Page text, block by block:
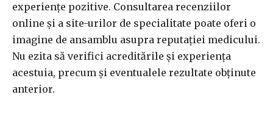
experiențe pozitive. Consultarea recenziilor
online și a site-urilor de specialitate poate oferi o
imagine de ansamblu asupra reputației medicului.
Nu ezita să verifici acreditările și experiența
acestuia, precum și eventualele rezultate obținute
anterior.